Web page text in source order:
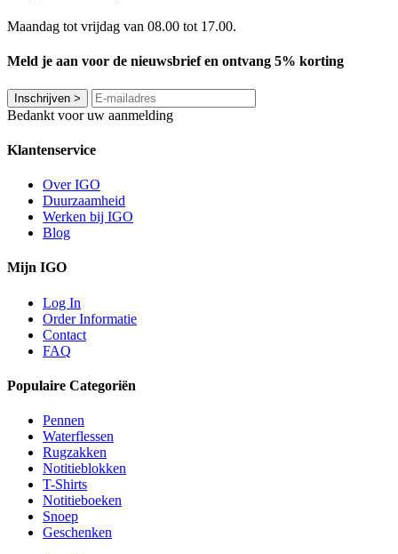
Maandag tot vrijdag van 08.00 tot 17.00.
Meld je aan voor de nieuwsbrief en ontvang 5% korting
Inschrijven >
Bedankt voor uw aanmelding
Klantenservice
Over IGO
Duurzaamheid
Werken bij IGO
Blog
Mijn IGO
Log In
Order Informatie
Contact
FAQ
Populaire Categoriën
Pennen
Waterflessen
Rugzakken
Notitieblokken
T-Shirts
Notitieboeken
Snoep
Geschenken